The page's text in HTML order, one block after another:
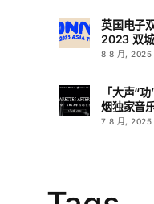
英国电子
2023 双
8 8 月, 2025
「大声“
烟独家音
L.A.
7 8 月, 2025